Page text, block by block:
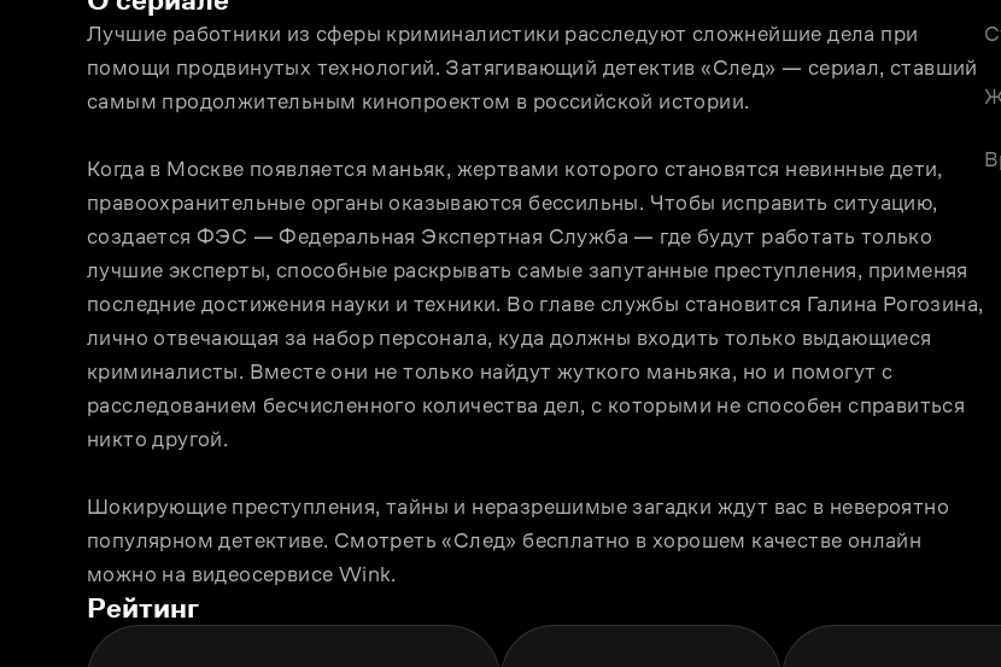
Лучшие работники из сферы криминалистики расследуют сложнейшие дела при
помощи продвинутых технологий. Затягивающий детектив «След» — сериал, ставший
самым продолжительным кинопроектом в российской истории.
Когда в Москве появляется маньяк, жертвами которого становятся невинные дети,
правоохранительные органы оказываются бессильны. Чтобы исправить ситуацию,
создается ФЭС — Федеральная Экспертная Служба — где будут работать только
лучшие эксперты, способные раскрывать самые запутанные преступления, применяя
последние достижения науки и техники. Во главе службы становится Галина Рогозина,
лично отвечающая за набор персонала, куда должны входить только выдающиеся
криминалисты. Вместе они не только найдут жуткого маньяка, но и помогут с
расследованием бесчисленного количества дел, с которыми не способен справиться
никто другой.
Шокирующие преступления, тайны и неразрешимые загадки ждут вас в невероятно
популярном детективе. Смотреть «След» бесплатно в хорошем качестве онлайн
можно на видеосервисе Wink.
Рейтинг